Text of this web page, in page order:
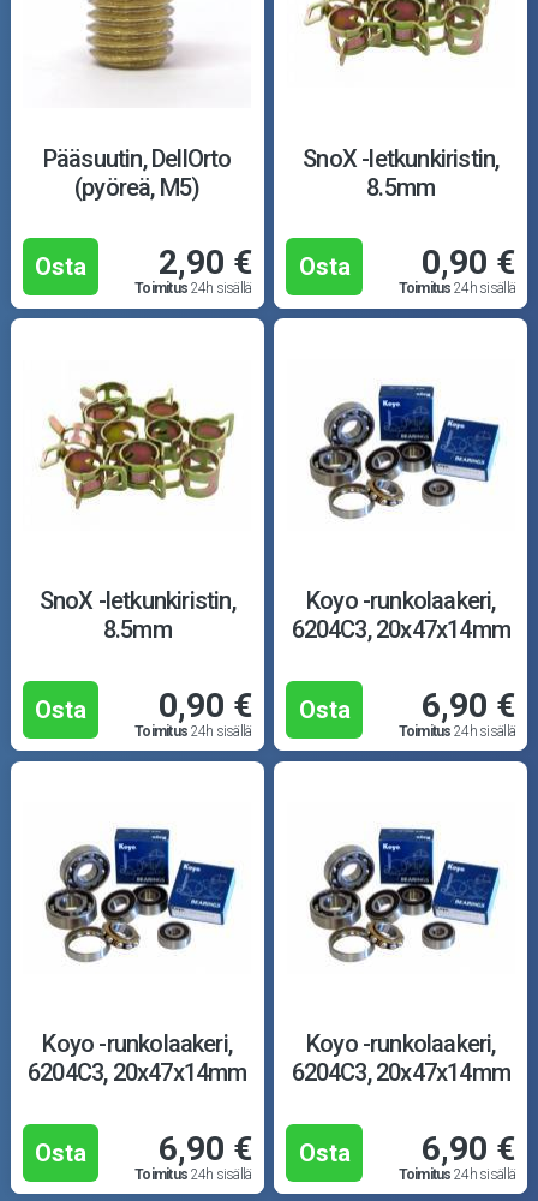
Pääsuutin, DellOrto
(pyöreä, M5)
Osta 2,90 €
Toimitus 24h sisällä
SnoX -letkunkiristin,
8.5mm
Osta 0,90 €
Toimitus 24h sisällä
SnoX -letkunkiristin,
8.5mm
Osta 0,90 €
Toimitus 24h sisällä
Koyo -runkolaakeri,
6204C3, 20x47x14mm
Osta 6,90 €
Toimitus 24h sisällä
Koyo -runkolaakeri,
6204C3, 20x47x14mm
Osta 6,90 €
Toimitus 24h sisällä
Koyo -runkolaakeri,
6204C3, 20x47x14mm
Osta 6,90 €
Toimitus 24h sisällä